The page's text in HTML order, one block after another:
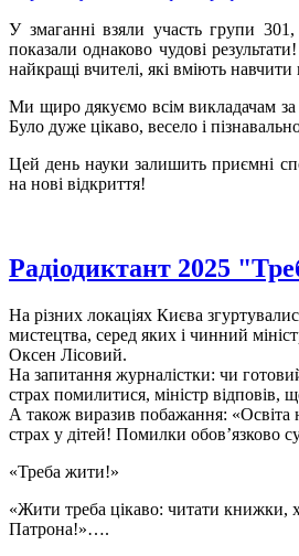
У змаганні взяли участь групи
показали однаково чудові
найкращі вчителі, які вміють
Ми щиро дякуємо всім викладачам за
Було дуже цікаво, весело і
Цей день науки залишить приємні
на нові відкриття!
Радіодиктант 2025
На різних локаціях Києва
мистецтва, серед яких і чинний
Оксен Лісовий.
На запитання журналістки: чи
страх помилитися, міністр відповів,
А також виразив побажання:
страх у дітей! Помилки обовʼязково
«Треба жити!»
«Жити треба цікаво: читати книжки,
Патрона!»….